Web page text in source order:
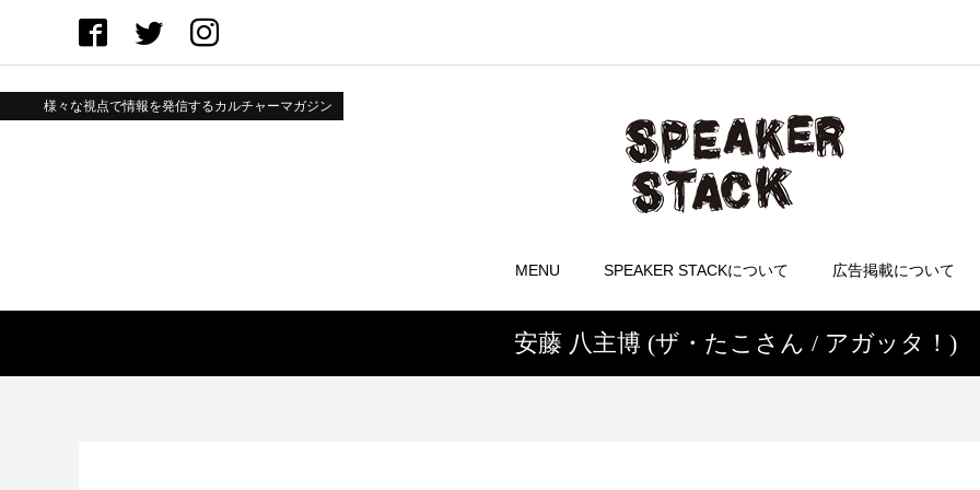
様々な視点で情報を発信するカルチャーマガジン
MENU SPEAKER STACKについて 広告掲載について
安藤 八主博 (ザ・たこさん / アガッタ！)